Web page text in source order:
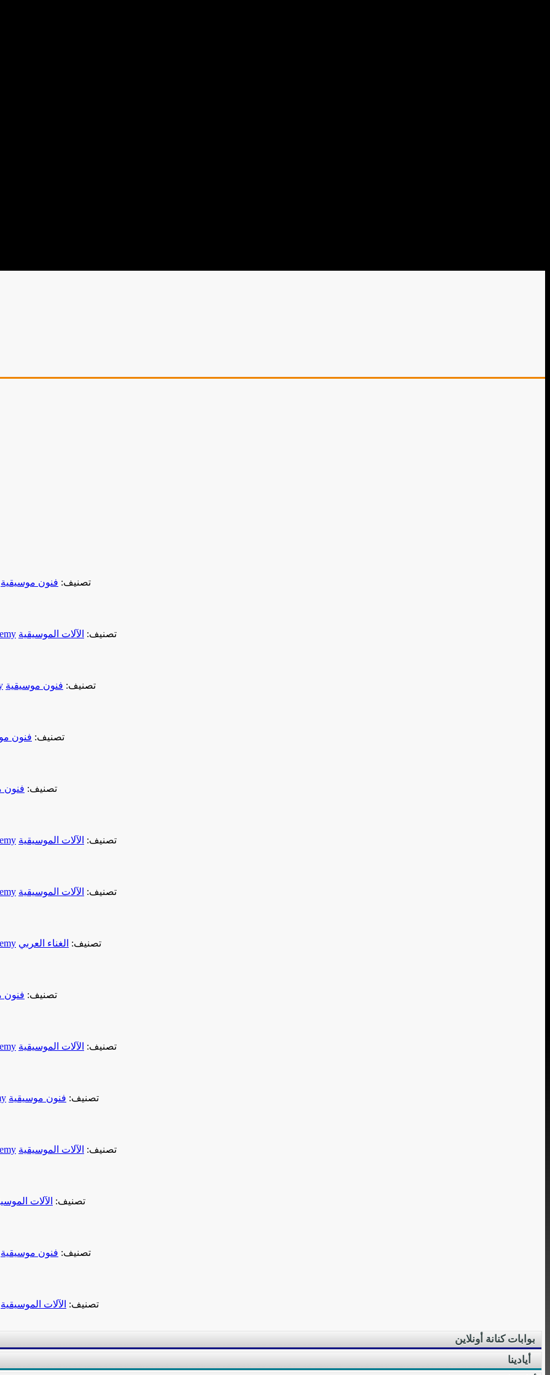
تصنيف: فنون موسيقية
تصنيف: الآلات الموسيقية
تصنيف: فنون موسيقية
تصنيف: فنون
تصنيف: فنون
تصنيف: الآلات الموسيقية
تصنيف: الآلات الموسيقية
تصنيف: الغناء العربي
تصنيف: فنون
تصنيف: الآلات الموسيقية
تصنيف: فنون موسيقية
تصنيف: الآلات الموسيقية
تصنيف: الآلات
تصنيف: فنون موسيقية
تصنيف: الآلات الموسيقية
بوابات كنانة أونلاين
أيادينا